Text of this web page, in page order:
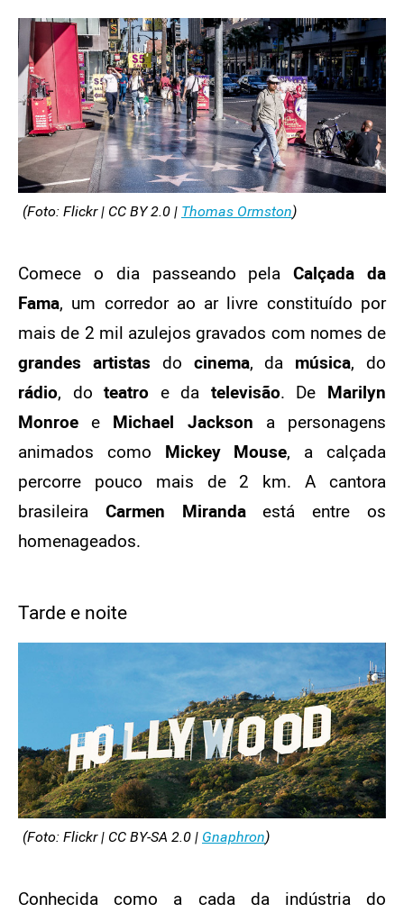
(Foto: Flickr | CC BY 2.0 | Thomas Ormston)
Comece o dia passeando pelaCalçada da
Fama, um corredor ao ar livre constituído por
mais de 2 mil azulejos gravados com nomes de
grandes artistas do cinema, da música, do
rádio, doteatro e da televisão. De
Marilyn
Monroe e Michael Jackson a personagens
animados como
Mickey Mouse, a calçada
percorre pouco mais de 2 km. A cantora
brasileira Carmen Mirandaestá entre os
homenageados.
Tarde e noite
(Foto: Flickr | CC BY-SA 2.0 | Gnaphron)
Conhecida como a cada da indústria do